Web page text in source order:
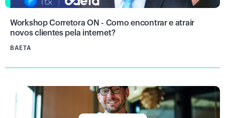
Workshop Corretora ON - Como encontrar e atrair
novos clientes pela internet?
BAETA